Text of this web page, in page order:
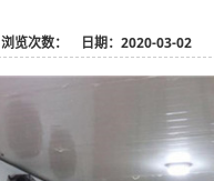
浏览次数： 日期：2020-03-02